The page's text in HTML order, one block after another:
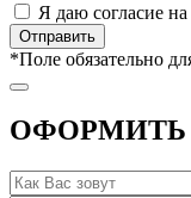
Я даю согласие
*Поле обязательно
ОФОРМИТЬ